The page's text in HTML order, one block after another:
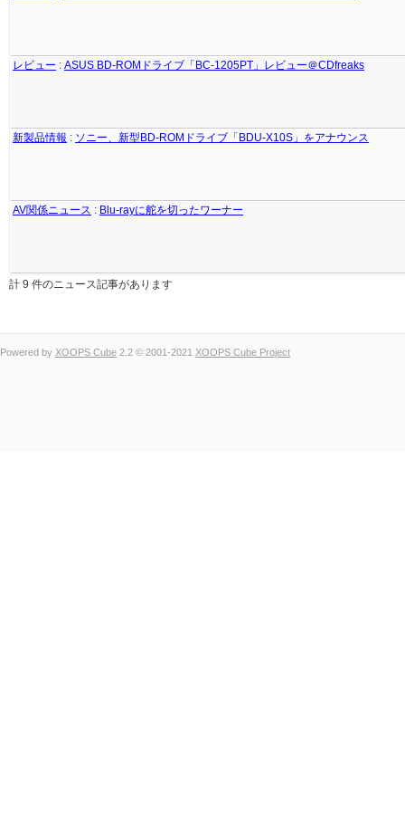
レビュー : ASUS BD-ROMドライブ「BC-1205PT」レビュー＠CDfreaks
新製品情報 : ソニー、新型BD-ROMドライブ「BDU-X10S」をアナウンス
AV関係ニュース : Blu-rayに舵を切ったワーナー
計 9 件のニュース記事があります
Powered by XOOPS Cube 2.2 © 2001-2021 XOOPS Cube Project